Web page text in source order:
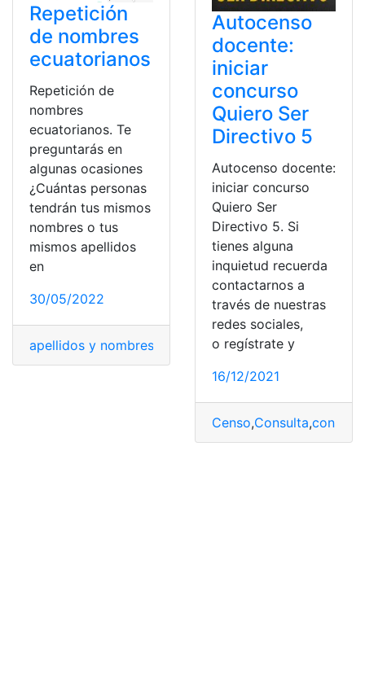
Repetición
de nombres
ecuatorianos
Repetición de
nombres
ecuatorianos. Te
preguntarás en
algunas ocasiones
¿Cuántas personas
tendrán tus mismos
nombres o tus
mismos apellidos
en
30/05/2022
apellidos y nombres Censo Nacional Electoral
Autocenso
docente:
iniciar
concurso
Quiero Ser
Directivo 5
Autocenso docente:
iniciar concurso
Quiero Ser
Directivo 5. Si
tienes alguna
inquietud recuerda
contactarnos a
través de nuestras
redes sociales,
o regístrate y
16/12/2021
Censo,Consulta,